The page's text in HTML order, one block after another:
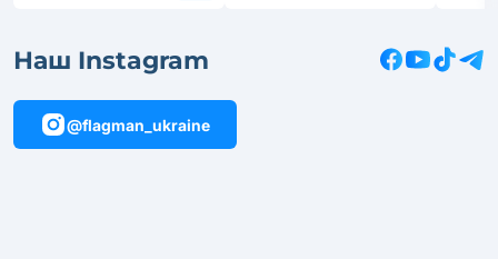
Наш Instagram
@flagman_ukraine